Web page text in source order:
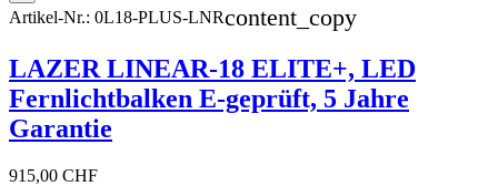
Artikel-Nr.: 0L18-PLUS-LNRcontent_copy
LAZER LINEAR-18 ELITE+, LED
Fernlichtbalken E-geprüft, 5 Jahre
Garantie
915,00 CHF